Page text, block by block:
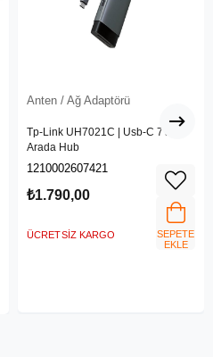
Anten / Ağ Adaptörü
Tp-Link UH7021C | Usb-C 7'si 1
Arada Hub
1210002607421
₺1.790,00
ÜCRETSIZ KARGO
SEPETE
EKLE